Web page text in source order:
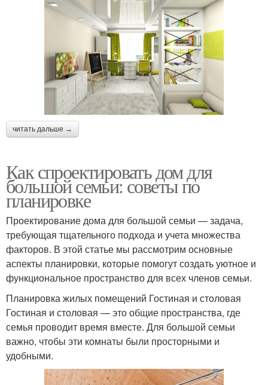
читать дальше →
Как спроектировать дом для
большой семьи: советы по
планировке
Проектирование дома для большой семьи — задача,
требующая тщательного подхода и учета множества
факторов. В этой статье мы рассмотрим основные
аспекты планировки, которые помогут создать уютное и
функциональное пространство для всех членов семьи.
Планировка жилых помещений Гостиная и столовая
Гостиная и столовая — это общие пространства, где
семья проводит время вместе. Для большой семьи
важно, чтобы эти комнаты были просторными и
удобными.